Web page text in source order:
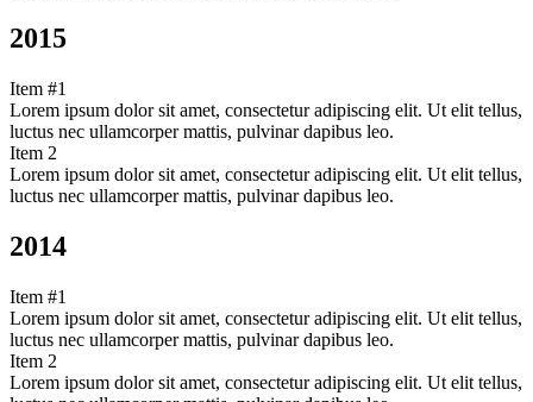
2015
Item #1
Lorem ipsum dolor sit amet, consectetur adipiscing elit. Ut elit tellus,
luctus nec ullamcorper mattis, pulvinar dapibus leo.
Item 2
Lorem ipsum dolor sit amet, consectetur adipiscing elit. Ut elit tellus,
luctus nec ullamcorper mattis, pulvinar dapibus leo.
2014
Item #1
Lorem ipsum dolor sit amet, consectetur adipiscing elit. Ut elit tellus,
luctus nec ullamcorper mattis, pulvinar dapibus leo.
Item 2
Lorem ipsum dolor sit amet, consectetur adipiscing elit. Ut elit tellus,